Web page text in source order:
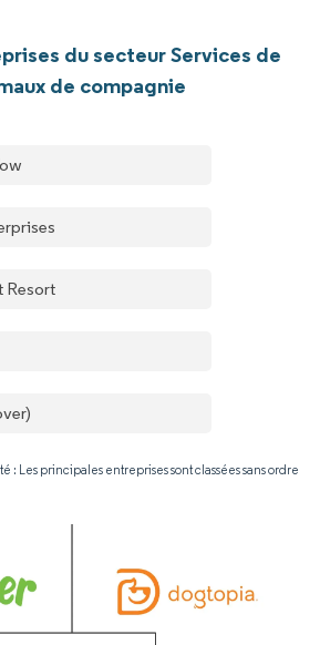
du secteur Services de
de compagnie
Resort
: Les principales entreprises sont classées sans ordre